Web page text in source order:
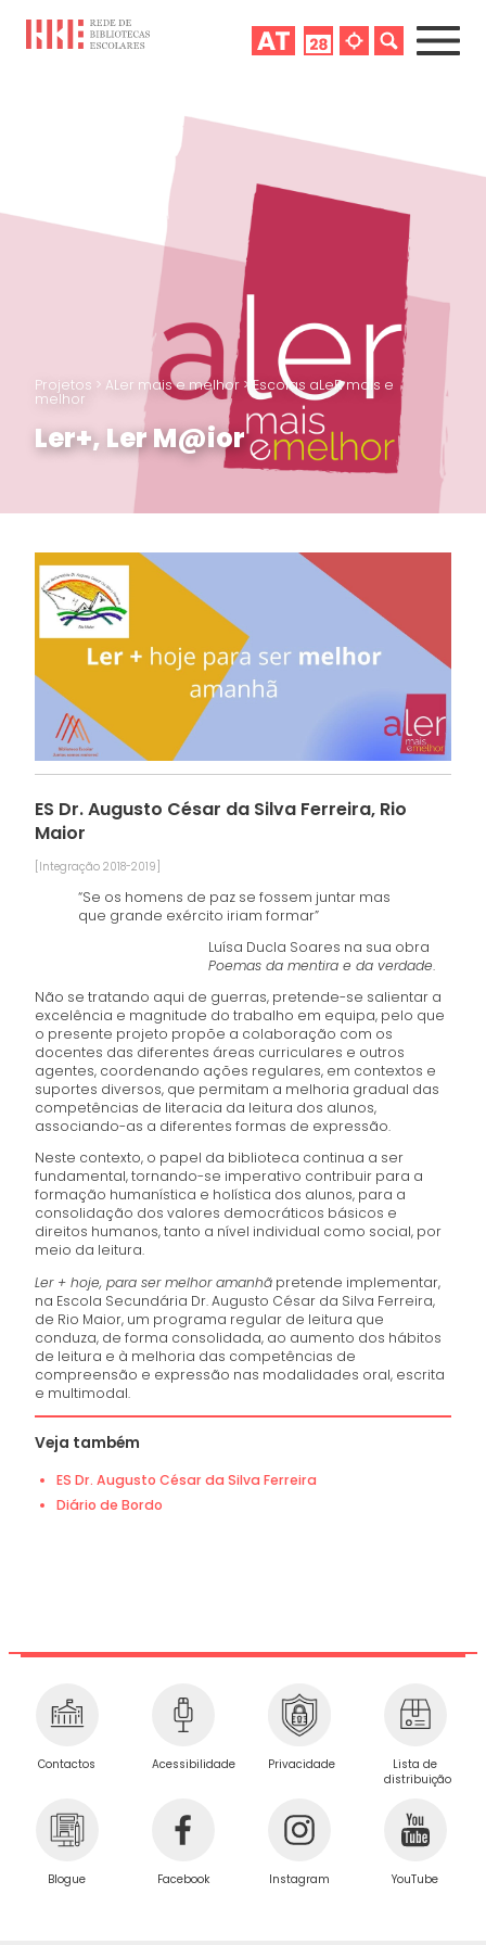
Projetos > ALer mais e melhor > Escolas aLeR mais e
melhor
Ler+, Ler M@ior
ES Dr. Augusto César da Silva Ferreira, Rio
Maior
[Integração 2018-2019]
“Se os homens de paz se fossem juntar mas
que grande exército iriam formar”
Luísa Ducla Soares na sua obra
Poemas da mentira e da verdade.
Não se tratando aqui de guerras, pretende-se salientar a
excelência e magnitude do trabalho em equipa, pelo que
o presente projeto propõe a colaboração com os
docentes das diferentes áreas curriculares e outros
agentes, coordenando ações regulares, em contextos e
suportes diversos, que permitam a melhoria gradual das
competências de literacia da leitura dos alunos,
associando-as a diferentes formas de expressão.
Neste contexto, o papel da biblioteca continua a ser
fundamental, tornando-se imperativo contribuir para a
formação humanística e holística dos alunos, para a
consolidação dos valores democráticos básicos e
direitos humanos, tanto a nível individual como social, por
meio da leitura.
Ler + hoje, para ser melhor amanhã pretende implementar,
na Escola Secundária Dr. Augusto César da Silva Ferreira,
de Rio Maior, um programa regular de leitura que
conduza, de forma consolidada, ao aumento dos hábitos
de leitura e à melhoria das competências de
compreensão e expressão nas modalidades oral, escrita
e multimodal.
Veja também
ES Dr. Augusto César da Silva Ferreira
Diário de Bordo
Contactos Acessibilidade Privacidade
Lista de
distribuição
Blogue Facebook Instagram YouTube